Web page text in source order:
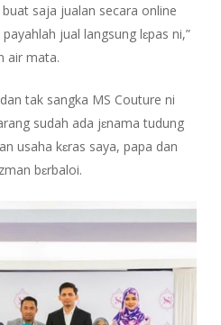
saja jualan secara online
jual langsung lɛpas ni,”
air mata.
tak sangka MS Couture ni
sudah ada jɛnama tudung
usaha kɛras saya, papa dan
bɛrbaloi.